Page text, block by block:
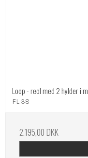
Loop - reol med 2 hylder i
FL 38
2.195,00 DKK